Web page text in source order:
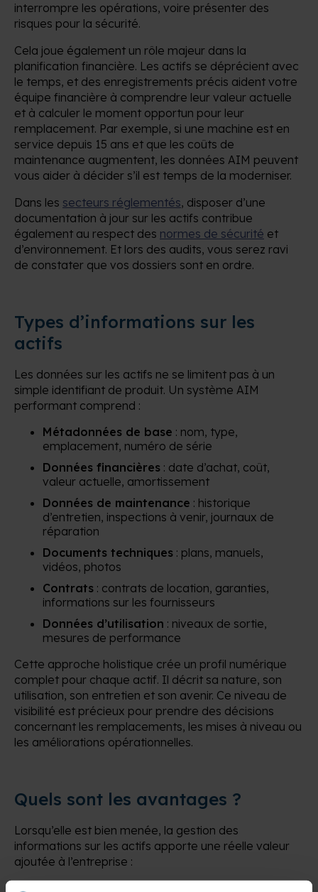
interrompre les opérations, voire présenter des
risques pour la sécurité.
Cela joue également un rôle majeur dans la
planification financière. Les actifs se déprécient avec
le temps, et des enregistrements précis aident votre
équipe financière à comprendre leur valeur actuelle
et à calculer le moment opportun pour leur
remplacement. Par exemple, si une machine est en
service depuis 15 ans et que les coûts de
maintenance augmentent, les données AIM peuvent
vous aider à décider s’il est temps de la moderniser.
Dans les secteurs réglementés, disposer d’une
documentation à jour sur les actifs contribue
également au respect des normes de sécurité et
d’environnement. Et lors des audits, vous serez ravi
de constater que vos dossiers sont en ordre.
Types d’informations sur les
actifs
Les données sur les actifs ne se limitent pas à un
simple identifiant de produit. Un système AIM
performant comprend :
Métadonnées de base : nom, type,
emplacement, numéro de série
Données financières : date d’achat, coût,
valeur actuelle, amortissement
Données de maintenance : historique
d’entretien, inspections à venir, journaux de
réparation
Documents techniques : plans, manuels,
vidéos, photos
Contrats : contrats de location, garanties,
informations sur les fournisseurs
Données d’utilisation : niveaux de sortie,
mesures de performance
Cette approche holistique crée un profil numérique
complet pour chaque actif. Il décrit sa nature, son
utilisation, son entretien et son avenir. Ce niveau de
visibilité est précieux pour prendre des décisions
concernant les remplacements, les mises à niveau ou
les améliorations opérationnelles.
Quels sont les avantages ?
Lorsqu’elle est bien menée, la gestion des
informations sur les actifs apporte une réelle valeur
ajoutée à l’entreprise :